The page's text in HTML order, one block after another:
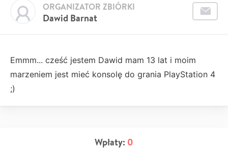
Dawid Barnat
ORGANIZATOR ZBIÓRKI
Emmm... cześć jestem Dawid mam 13 lat i moim
marzeniem jest mieć konsolę do grania PlayStation 4
;)
Wpłaty: 0